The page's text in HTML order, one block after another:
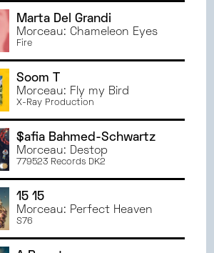
Marta Del Grandi
Morceau: Chameleon Eyes
Fire
Soom T
Morceau: Fly my Bird
X-Ray Production
$afia Bahmed-Schwartz
Morceau: Destop
779523 Records DK2
15 15
Morceau: Perfect Heaven
S76